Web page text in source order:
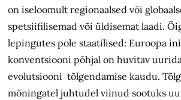
on iseloomult regionaalsed või
spetsiifilisemad või üldisemat laadi.
lepingutes pole staatilised: Euroopa
konventsiooni põhjal on huvitav
evolutsiooni tõlgendamise kaudu.
mõningatel juhtudel viinud sootuks